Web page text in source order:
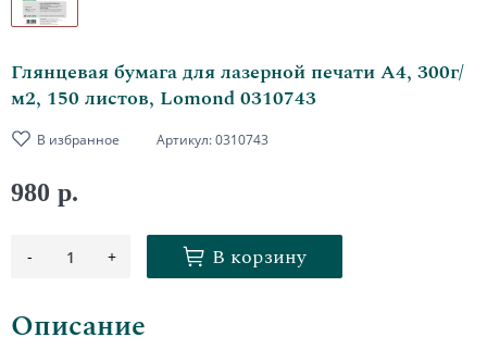
Глянцевая бумага для лазерной печати А4, 300г/
м2, 150 листов, Lomond 0310743
В избранное Артикул:0310743
980 р.
- 1 + В корзину
Описание